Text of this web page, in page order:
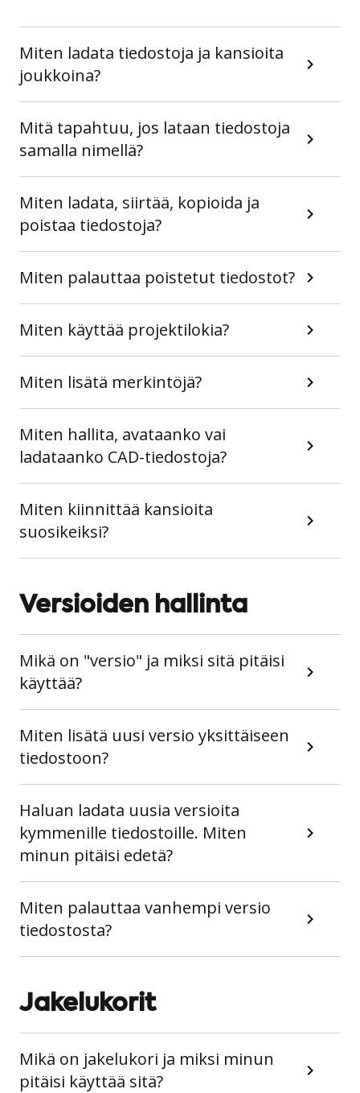
Miten ladata tiedostoja ja kansioita
joukkoina?
Mitä tapahtuu, jos lataan tiedostoja
samalla nimellä?
Miten ladata, siirtää, kopioida ja
poistaa tiedostoja?
Miten palauttaa poistetut tiedostot?
Miten käyttää projektilokia?
Miten lisätä merkintöjä?
Miten hallita, avataanko vai
ladataanko CAD-tiedostoja?
Miten kiinnittää kansioita
suosikeiksi?
Versioiden hallinta
Mikä on "versio" ja miksi sitä pitäisi
käyttää?
Miten lisätä uusi versio yksittäiseen
tiedostoon?
Haluan ladata uusia versioita
kymmenille tiedostoille. Miten
minun pitäisi edetä?
Miten palauttaa vanhempi versio
tiedostosta?
Jakelukorit
Mikä on jakelukori ja miksi minun
pitäisi käyttää sitä?